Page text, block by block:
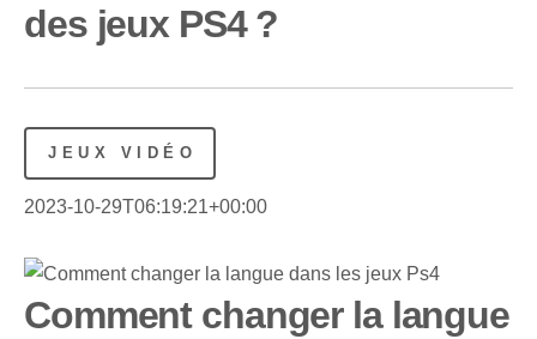
des jeux PS4 ?
JEUX VIDÉO
2023-10-29T06:19:21+00:00
Comment changer la langue